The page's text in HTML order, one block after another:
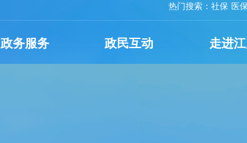
热门搜索： 社保 医保
政务服务 政民互动 走进